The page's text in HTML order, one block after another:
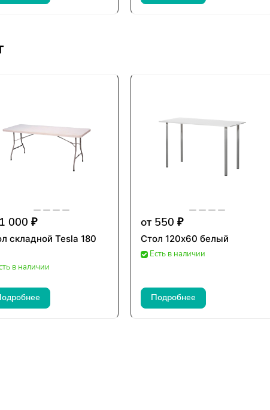
000 ₽
складной Tesla 180
в наличии
от 550 ₽
Стол 120х60 белый
Есть в наличии
Подробнее